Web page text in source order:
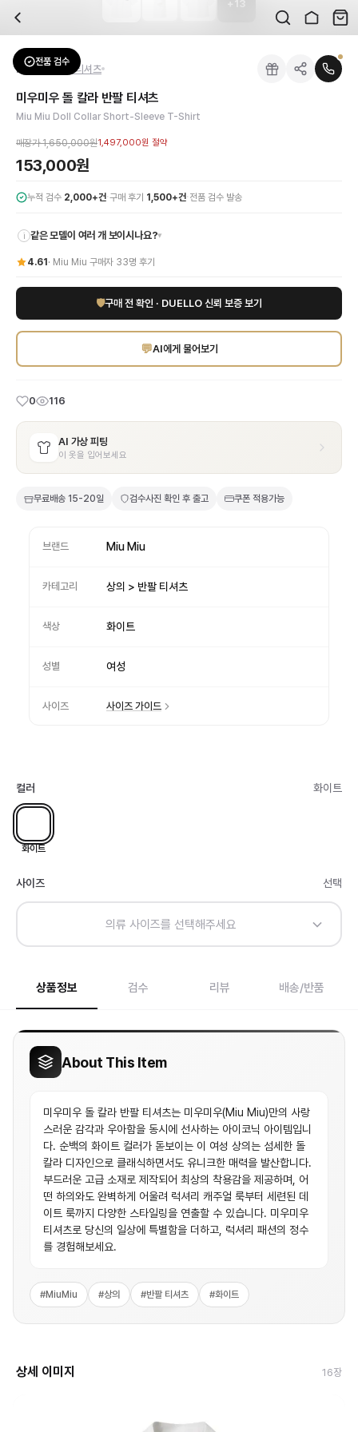
배송은 얼마나 걸리나요?
검수는 어떻게 진행되나요? 검수 사진을 받을 수 있나요?
전문 스태프가 실물 상품을 직접 확인한 후 검수 사진을 제공합니다. 가죽 재질,
교환이나 반품이 가능한가요?
수령 후 7일 이내 신청하시면 상품 하자, 사이즈 불일치, 고객 변심 모두 교환·반
네, 쿠폰과 적립금을 결제 시 함께 사용하실 수 있습니다. 적립금은 1,000원 이상
사이즈는 어떻게 선택하나요?
상품 상세의 사이즈 정보를 참고해 선택하시고, 사이즈 선택이 어려우시면 카카오
브랜드:
성별:여성
색상:화이트
가격:153,000원
미우미우 돌 칼라 반팔 티셔츠는 미우미우(Miu Miu)만의 사랑스러운 감각과 우아
+ 13
전품 검수
Miu Miu 반팔 티셔츠
미우미우 돌 칼라 반팔 티셔츠
Miu Miu Doll Collar Short-Sleeve T-Shirt
매장가1,650,000원1,497,000원 절약
153,000원
누적 검수 2,000+건·구매 후기 1,500+건· 전품 검수 발송
i 같은 모델이 여러 개 보이시나요?▾
4.61 · Miu Miu 구매자 33명 후기
🛡구매 전 확인 · DUELLO 신뢰 보증 보기
💬AI에게 물어보기
0 116
AI 가상 피팅
이 옷을 입어보세요
무료배송 15-20일 검수사진 확인 후 출고 쿠폰 적용가능
브랜드 Miu Miu
카테고리 상의 > 반팔 티셔츠
색상 화이트
성별 여성
사이즈 사이즈 가이드
컬러 화이트
화이트
사이즈 선택
의류 사이즈를 선택해주세요
상품정보 검수 리뷰 배송/반품
About This Item
미우미우 돌 칼라 반팔 티셔츠는 미우미우(Miu Miu)만의 사랑
스러운 감각과 우아함을 동시에 선사하는 아이코닉 아이템입니
다. 순백의 화이트 컬러가 돋보이는 이 여성 상의는 섬세한 돌
칼라 디자인으로 클래식하면서도 유니크한 매력을 발산합니다.
부드러운 고급 소재로 제작되어 최상의 착용감을 제공하며, 어
떤 하의와도 완벽하게 어울려 럭셔리 캐주얼 룩부터 세련된 데
이트 룩까지 다양한 스타일링을 연출할 수 있습니다. 미우미우
티셔츠로 당신의 일상에 특별함을 더하고, 럭셔리 패션의 정수
를 경험해보세요.
#MiuMiu #상의 #반팔 티셔츠 #화이트
상세 이미지 16장